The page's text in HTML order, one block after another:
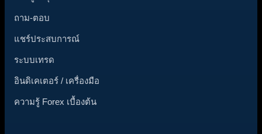
ถาม-ตอบ
แชร์ประสบการณ์
ระบบเทรด
อินดิเคเตอร์ / เครื่องมือ
ความรู้ Forex เบื้องต้น